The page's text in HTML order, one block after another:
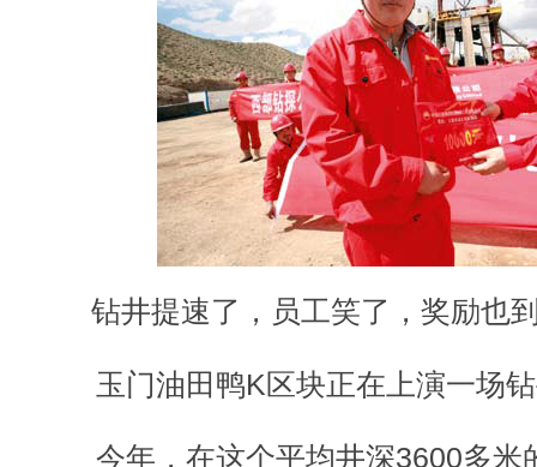
钻井提速了，员工笑了，奖励也
玉门油田鸭K区块正在上演一场钻
今年，在这个平均井深3600多米